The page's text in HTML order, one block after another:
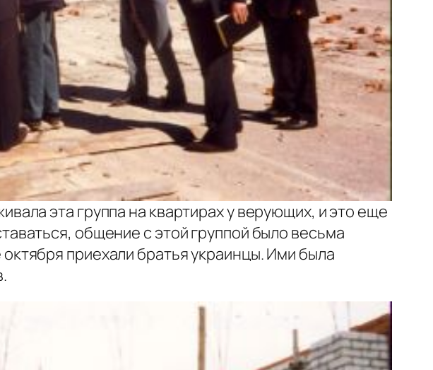
эта группа на квартирах у верующих, и это еще
общение с этой группой было весьма
приехали братья украинцы. Ими была